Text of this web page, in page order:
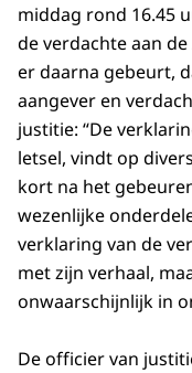
middag rond 16.45
de verdachte aan
er daarna gebeurt,
aangever en
justitie: “De
letsel, vindt op
kort na het
wezenlijke
verklaring van de
met zijn verhaal,
onwaarschijnlijk in
De officier van